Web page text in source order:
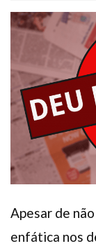
Apesar de
enfática nos
Facebook